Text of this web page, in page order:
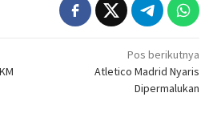
Pos berikutnya
Atletico Madrid Nyaris
Dipermalukan